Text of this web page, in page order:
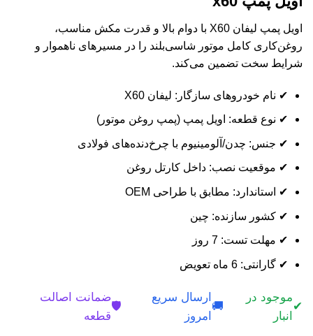
اویل پمپ لیفان X60 با دوام بالا و قدرت مکش مناسب،
روغن‌کاری کامل موتور شاسی‌بلند را در مسیرهای ناهموار و
شرایط سخت تضمین می‌کند.
✔ نام خودروهای سازگار: لیفان X60
✔ نوع قطعه: اویل پمپ (پمپ روغن موتور)
✔ جنس: چدن/آلومینیوم با چرخ‌دنده‌های فولادی
✔ موقعیت نصب: داخل کارتل روغن
✔ استاندارد: مطابق با طراحی OEM
✔ کشور سازنده: چین
✔ مهلت تست: 7 روز
✔ گارانتی: 6 ماه تعویض
✔
موجود در
انبار
🚚
ارسال سریع
امروز
🛡️
ضمانت اصالت
قطعه